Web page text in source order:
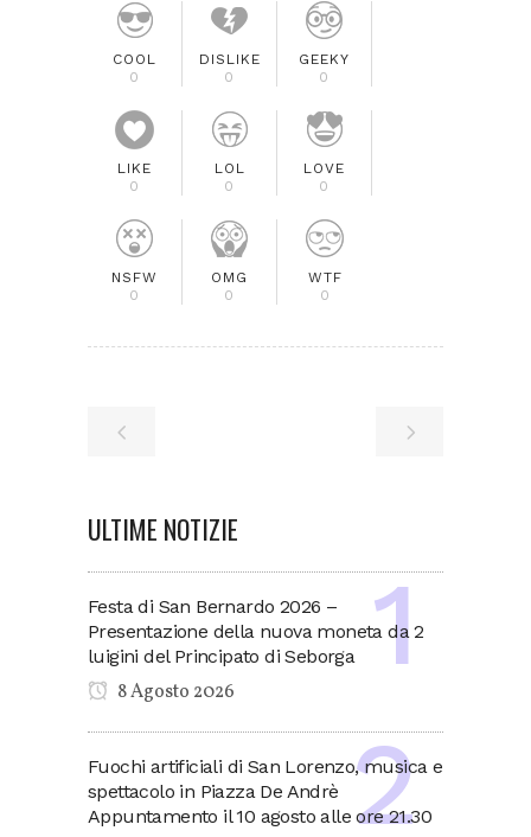
COOL
0
DISLIKE
0
GEEKY
0
LIKE
0
LOL
0
LOVE
0
NSFW
0
OMG
0
WTF
0
ULTIME NOTIZIE
Festa di San Bernardo 2026 –
Presentazione della nuova moneta da 2
luigini del Principato di Seborga
8 Agosto 2026
Fuochi artificiali di San Lorenzo, musica e
spettacolo in Piazza De Andrè
Appuntamento il 10 agosto alle ore 21.30